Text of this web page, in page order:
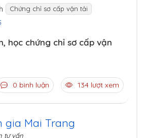
Chứng chỉ sơ cấp vận tải
học chứng chỉ sơ cấp vận
0 bình luận 134 lượt xem
gia Mai Trang
tư vấn